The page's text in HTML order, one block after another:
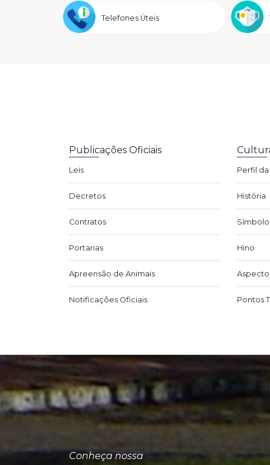
Telefones Úteis
Publicações Oficiais
Leis
Decretos
Contratos
Portarias
Apreensão de Animais
Notificações Oficiais
Perfil
História
Hino
Pontos
Conheça nossa